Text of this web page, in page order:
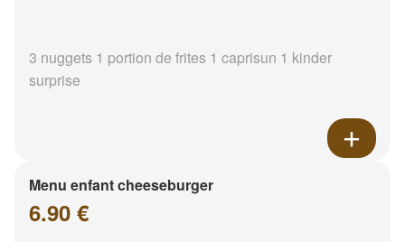
3 nuggets 1 portion de frites 1 caprisun 1 kinder
surprise
Menu enfant cheeseburger
6.90 €